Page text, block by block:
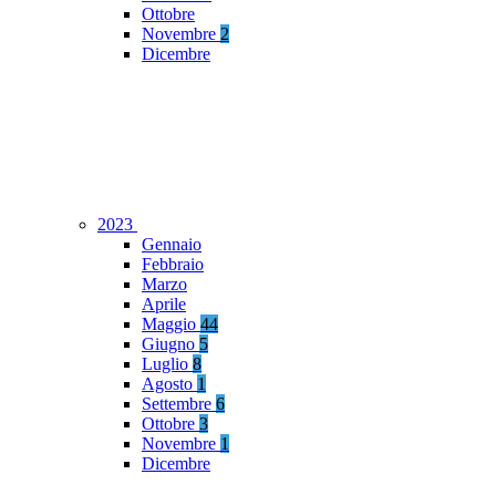
Ottobre
Novembre 2
Dicembre
2023
Gennaio
Febbraio
Marzo
Aprile
Maggio 44
Giugno 5
Luglio 8
Agosto 1
Settembre 6
Ottobre 3
Novembre 1
Dicembre